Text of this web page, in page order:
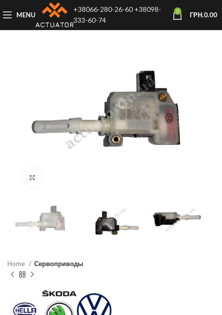
MENU
+38066-280-26-60 +38098-
333-60-74
0 ГРН.0.00
Home Сервоприводы